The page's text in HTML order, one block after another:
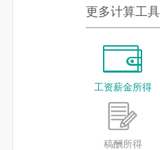
更多计算工具
工资薪金所得
稿酬所得